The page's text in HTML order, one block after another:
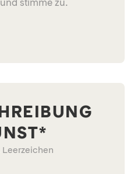
stimme zu.
Leerzeichen